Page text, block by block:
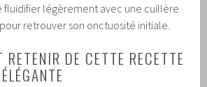
fluidifier légèrement avec une cuillère
retrouver son onctuosité initiale.
RETENIR DE CETTE RECETTE